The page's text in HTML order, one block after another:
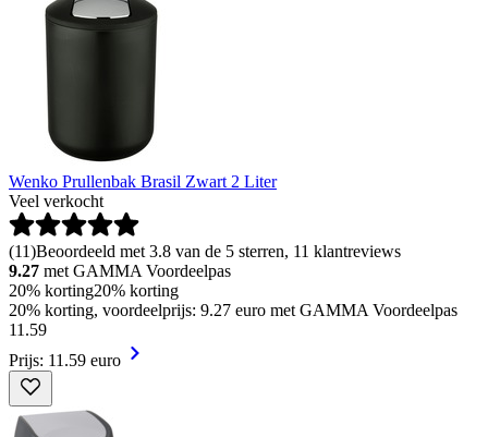
Wenko Prullenbak Brasil Zwart 2 Liter
Veel verkocht
(11)Beoordeeld met 3.8 van de 5 sterren, 11 klantreviews
9.27 met GAMMA Voordeelpas
20% korting20% korting
20% korting, voordeelprijs: 9.27 euro met GAMMA Voordeelpas
11 .59
Prijs: 11.59 euro